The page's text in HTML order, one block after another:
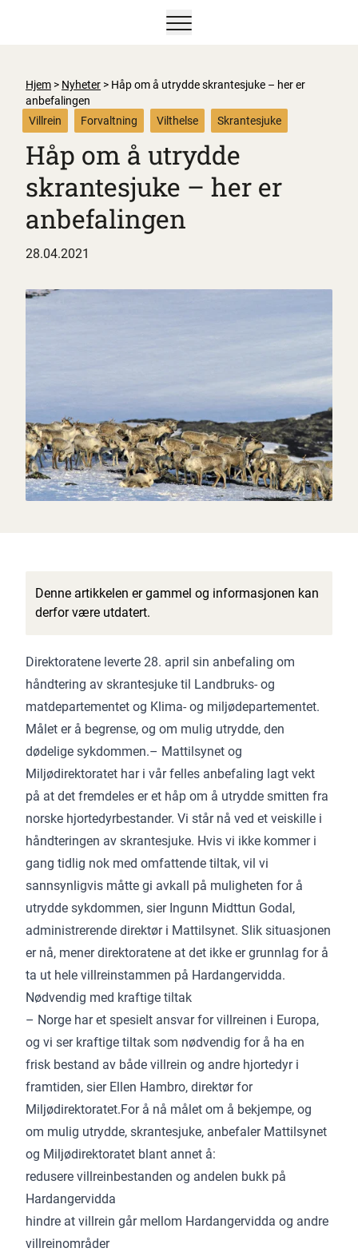
Vis/skjul hovedmeny
Hjem > Nyheter > Håp om å utrydde skrantesjuke – her er
anbefalingen
Villrein
Forvaltning Vilthelse Skrantesjuke
Håp om å utrydde
skrantesjuke – her er
anbefalingen
28.04.2021
Denne artikkelen er gammel og informasjonen kan
derfor være utdatert.
Direktoratene leverte 28. april sin anbefaling om
håndtering av skrantesjuke til Landbruks- og
matdepartementet og Klima- og miljødepartementet.
Målet er å begrense, og om mulig utrydde, den
dødelige sykdommen.– Mattilsynet og
Miljødirektoratet har i vår felles anbefaling lagt vekt
på at det fremdeles er et håp om å utrydde smitten fra
norske hjortedyrbestander. Vi står nå ved et veiskille i
håndteringen av skrantesjuke. Hvis vi ikke kommer i
gang tidlig nok med omfattende tiltak, vil vi
sannsynligvis måtte gi avkall på muligheten for å
utrydde sykdommen, sier Ingunn Midttun Godal,
administrerende direktør i Mattilsynet. Slik situasjonen
er nå, mener direktoratene at det ikke er grunnlag for å
ta ut hele villreinstammen på Hardangervidda.
Nødvendig med kraftige tiltak
– Norge har et spesielt ansvar for villreinen i Europa,
og vi ser kraftige tiltak som nødvendig for å ha en
frisk bestand av både villrein og andre hjortedyr i
framtiden, sier Ellen Hambro, direktør for
Miljødirektoratet.For å nå målet om å bekjempe, og
om mulig utrydde, skrantesjuke, anbefaler Mattilsynet
og Miljødirektoratet blant annet å:
redusere villreinbestanden og andelen bukk på
Hardangervidda
hindre at villrein går mellom Hardangervidda og andre
villreinområder